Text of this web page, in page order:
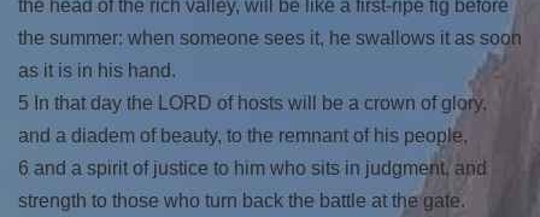
the head of the rich valley, will be like a first-ripe fig before
the summer: when someone sees it, he swallows it as soon
as it is in his hand.
5 In that day the LORD of hosts will be a crown of glory,
and a diadem of beauty, to the remnant of his people,
6 and a spirit of justice to him who sits in judgment, and
strength to those who turn back the battle at the gate.